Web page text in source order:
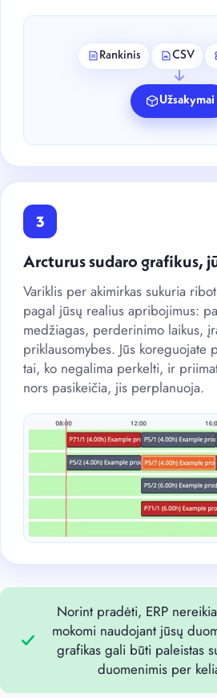
Rankinis CSV
Užsakymai
3
Arcturus sudaro grafikus,
Variklis per akimirkas sukuria
pagal jūsų realius apribojimus:
medžiagas, perderinimo laikus,
priklausomybes. Jūs koreguojate
tai, ko negalima perkelti, ir
nors pasikeičia, jis perplanuoja.
Norint pradėti, ERP
mokomi naudojant jūsų
grafikas gali būti paleistas
duomenimis per